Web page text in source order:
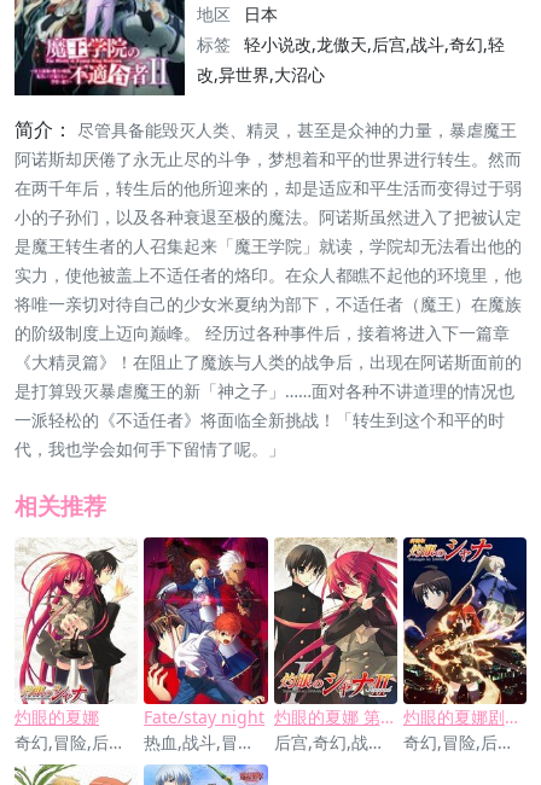
地区
日本
标签
轻小说改,龙傲天,后宫,战斗,奇幻,轻
改,异世界,大沼心
简介：
尽管具备能毁灭人类、精灵，甚至是众神的力量，暴虐魔王
阿诺斯却厌倦了永无止尽的斗争，梦想着和平的世界进行转生。然而
在两千年后，转生后的他所迎来的，却是适应和平生活而变得过于弱
小的子孙们，以及各种衰退至极的魔法。阿诺斯虽然进入了把被认定
是魔王转生者的人召集起来「魔王学院」就读，学院却无法看出他的
实力，使他被盖上不适任者的烙印。在众人都瞧不起他的环境里，他
将唯一亲切对待自己的少女米夏纳为部下，不适任者（魔王）在魔族
的阶级制度上迈向巅峰。 经历过各种事件后，接着将进入下一篇章
《大精灵篇》！在阻止了魔族与人类的战争后，出现在阿诺斯面前的
是打算毁灭暴虐魔王的新「神之子」……面对各种不讲道理的情况也
一派轻松的《不适任者》将面临全新挑战！「转生到这个和平的时
代，我也学会如何手下留情了呢。」
相关推荐
灼眼的夏娜
奇幻,冒险,后宫,战斗,爱情
Fate/stay night
热血,战斗,冒险,奇幻,神魔,剧情
灼眼的夏娜 第二季
后宫,奇幻,战斗,爱情
灼眼的夏娜剧场版
奇幻,冒险,后宫,战斗,爱情